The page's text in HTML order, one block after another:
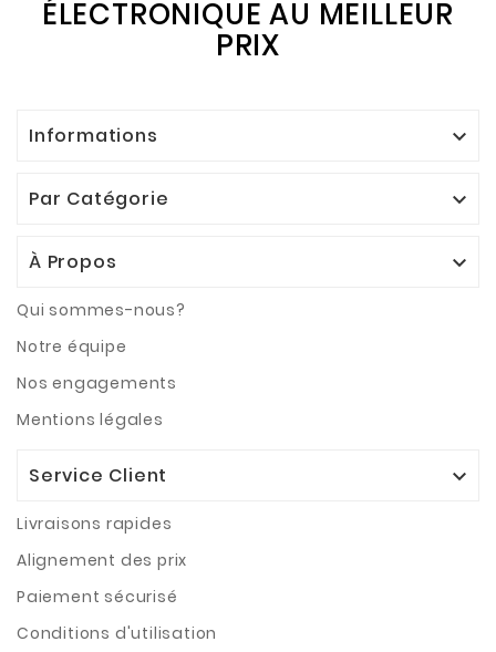
ÉLECTRONIQUE AU MEILLEUR
PRIX
Informations 
Par Catégorie 
À Propos 
Qui sommes-nous?
Notre équipe
Nos engagements
Mentions légales
Service Client 
Livraisons rapides
Alignement des prix
Paiement sécurisé
Conditions d'utilisation